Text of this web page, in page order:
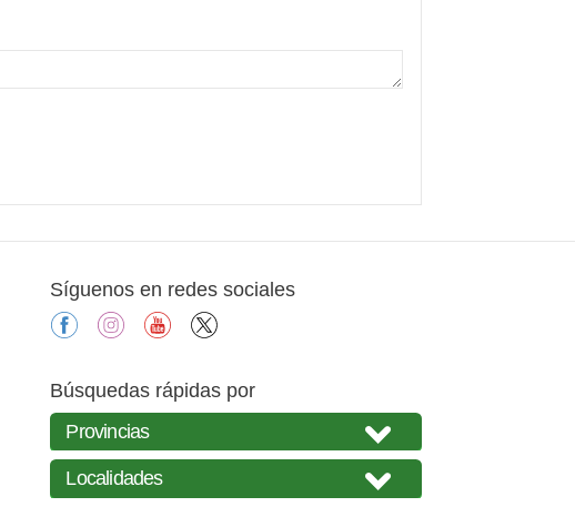
Síguenos en redes sociales
facebookinstagramyoutube
Búsquedas rápidas por